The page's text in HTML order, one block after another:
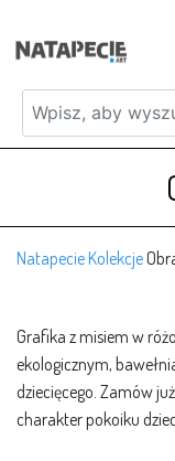
Natapecie Kolekcje
Grafika z misiem w
ekologicznym,
dziecięcego. Zamów
charakter pokoiku